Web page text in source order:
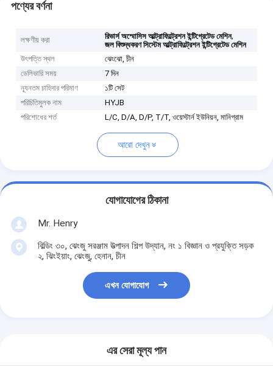
পণ্যের বর্ণনা
লক্ষণীয় করা রিভার্স অস্মোসিস আল্ট্রাফিল্ট্রেশন ইন্টিগ্রেটেড মেশিন,
জল বিশুদ্ধকরণ সিস্টেম আল্ট্রাফিল্ট্রেশন ইন্টিগ্রেটেড মেশিন
উৎপত্তি স্থল
ঝেংঝো, চীন
ডেলিভারি সময়
7 দিন
ন্যূনতম চাহিদার পরিমাণ
১টি সেট
পরিচিতিমুলক নাম
HYJB
পরিশোধের শর্ত
L/C, D/A, D/P, T/T, ওয়েস্টার্ন ইউনিয়ন, মানিগ্রাম
আরো দেখুন
যোগাযোগের ঠিকানা
Mr. Henry
বিল্ডিং ৩০, ঝেংজু সরঞ্জাম উত্পাদন শিল্প উদ্যান, নং ১ বিজ্ঞান ও প্রযুক্তি সড়ক
২, ঝিংইয়াং, ঝেংজু, হেনান, চীন
এখন যোগাযোগ
এর সেরা মূল্য পান